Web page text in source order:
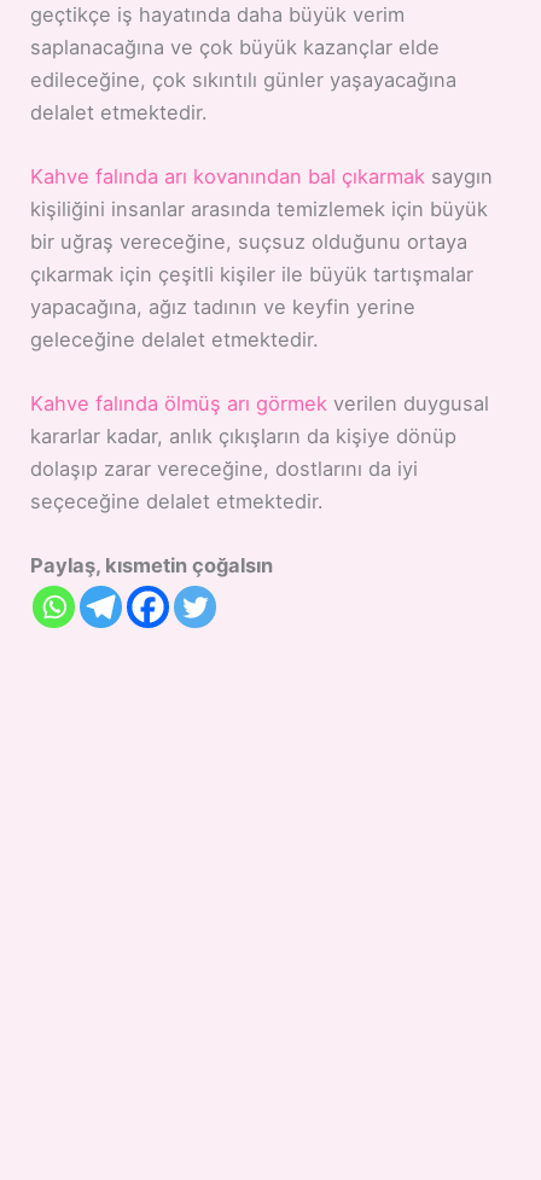
geçtikçe iş hayatında daha büyük verim
saplanacağına ve çok büyük kazançlar elde
edileceğine, çok sıkıntılı günler yaşayacağına
delalet etmektedir.
Kahve falında arı kovanından bal çıkarmak saygın
kişiliğini insanlar arasında temizlemek için büyük
bir uğraş vereceğine, suçsuz olduğunu ortaya
çıkarmak için çeşitli kişiler ile büyük tartışmalar
yapacağına, ağız tadının ve keyfin yerine
geleceğine delalet etmektedir.
Kahve falında ölmüş arı görmek verilen duygusal
kararlar kadar, anlık çıkışların da kişiye dönüp
dolaşıp zarar vereceğine, dostlarını da iyi
seçeceğine delalet etmektedir.
Paylaş, kısmetin çoğalsın